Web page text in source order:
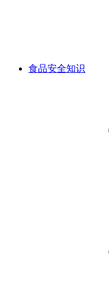
食品安全知识